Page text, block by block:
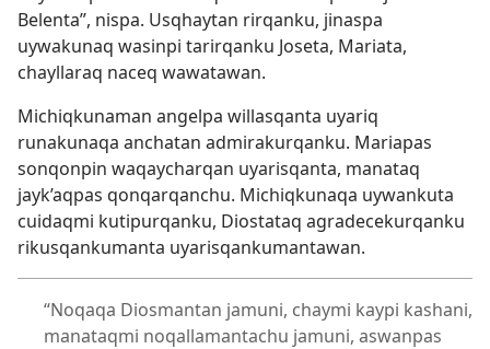
Belenta”, nispa. Usqhaytan rirqanku, jinaspa
uywakunaq wasinpi tarirqanku Joseta, Mariata,
chayllaraq naceq wawatawan.
Michiqkunaman angelpa willasqanta uyariq
runakunaqa anchatan admirakurqanku. Mariapas
sonqonpin waqaycharqan uyarisqanta, manataq
jayk’aqpas qonqarqanchu. Michiqkunaqa uywankuta
cuidaqmi kutipurqanku, Diostataq agradecekurqanku
rikusqankumanta uyarisqankumantawan.
“Noqaqa Diosmantan jamuni, chaymi kaypi kashani,
manataqmi noqallamantachu jamuni, aswanpas